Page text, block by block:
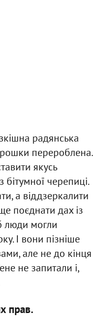
радянська
перероблена.
якусь
бітумної черепиці.
а віддзеркалити
поєднати дах із
люди могли
І вони пізніше
але не до кінця
не запитали і,
прав.